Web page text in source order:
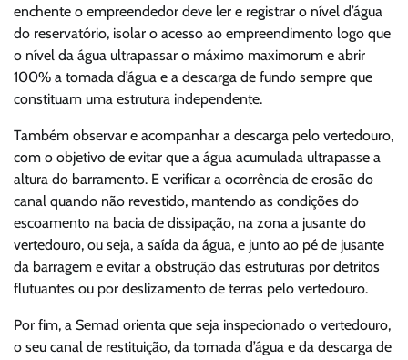
enchente o empreendedor deve ler e registrar o nível d’água
do reservatório, isolar o acesso ao empreendimento logo que
o nível da água ultrapassar o máximo maximorum e abrir
100% a tomada d’água e a descarga de fundo sempre que
constituam uma estrutura independente.
Também observar e acompanhar a descarga pelo vertedouro,
com o objetivo de evitar que a água acumulada ultrapasse a
altura do barramento. E verificar a ocorrência de erosão do
canal quando não revestido, mantendo as condições do
escoamento na bacia de dissipação, na zona a jusante do
vertedouro, ou seja, a saída da água, e junto ao pé de jusante
da barragem e evitar a obstrução das estruturas por detritos
flutuantes ou por deslizamento de terras pelo vertedouro.
Por fim, a Semad orienta que seja inspecionado o vertedouro,
o seu canal de restituição, da tomada d’água e da descarga de